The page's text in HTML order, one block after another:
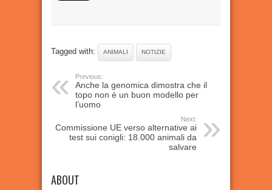
Tagged with: ANIMALI NOTIZIE
Previous:
Anche la genomica dimostra che il
topo non è un buon modello per
l’uomo
Next:
Commissione UE verso alternative ai
test sui conigli: 18.000 animali da
salvare
ABOUT